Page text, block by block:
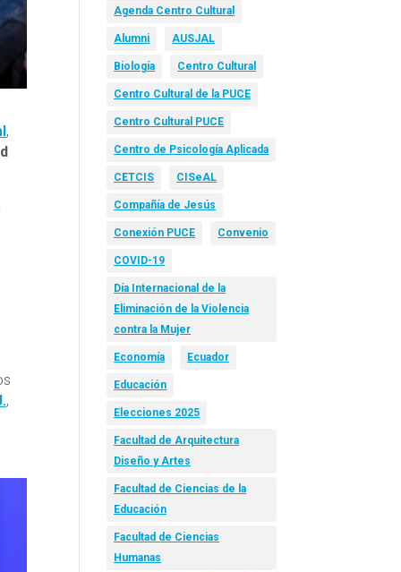
,
,
Agenda Centro Cultural
Alumni AUSJAL
Biología Centro Cultural
Centro Cultural de la PUCE
Centro Cultural PUCE
Centro de Psicología Aplicada
CETCIS CISeAL
Compañía de Jesús
Conexión PUCE Convenio
COVID-19
Día Internacional de la
Eliminación de la Violencia
contra la Mujer
Economía Ecuador
Educación
Elecciones 2025
Facultad de Arquitectura
Diseño y Artes
Facultad de Ciencias de la
Educación
Facultad de Ciencias
Humanas